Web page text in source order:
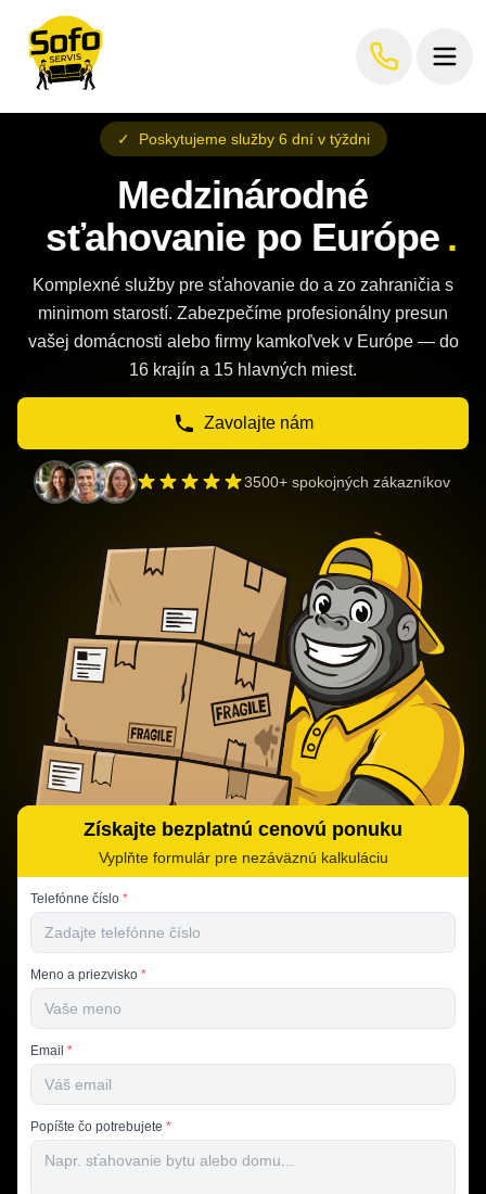
✓ Poskytujeme služby 6 dní v týždni
Medzinárodné
sťahovanie po Európe .
Komplexné služby pre sťahovanie do a zo zahraničia s
minimom starostí. Zabezpečíme profesionálny presun
vašej domácnosti alebo firmy kamkoľvek v Európe — do
16 krajín a 15 hlavných miest.
Zavolajte nám
3500+ spokojných zákazníkov
Získajte bezplatnú cenovú ponuku
Vyplňte formulár pre nezáväznú kalkuláciu
Telefónne číslo *
Meno a priezvisko *
Email *
Popíšte čo potrebujete *